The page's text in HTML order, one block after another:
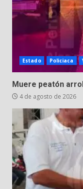
Estado Policiaca
Muere peatón
4 de agosto de 2026